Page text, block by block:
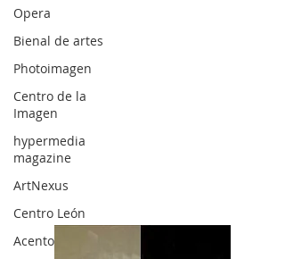
Opera
Bienal de artes
Photoimagen
Centro de la
Imagen
hypermedia
magazine
ArtNexus
Centro León
Acento